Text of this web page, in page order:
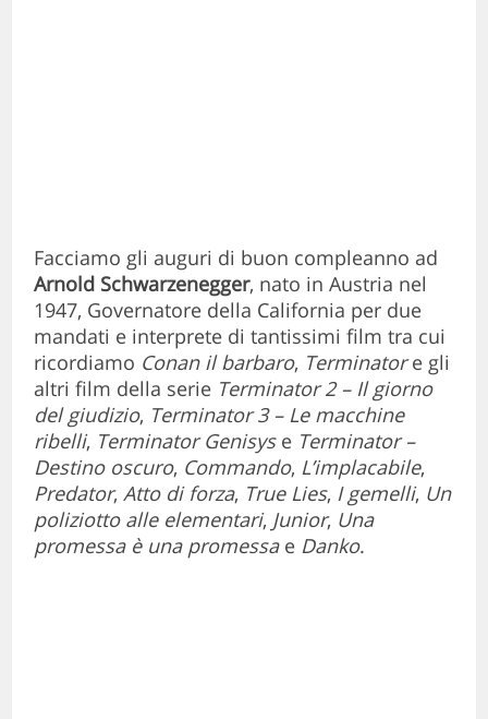
Facciamo gli auguri di buon compleanno ad
Arnold Schwarzenegger, nato in Austria nel
1947, Governatore della California per due
mandati e interprete di tantissimi film tra cui
ricordiamo Conan il barbaro, Terminatore gli
altri film della serie Terminator 2 – Il giorno
del giudizio, Terminator 3 – Le macchine
ribelli, Terminator Genisyse Terminator –
Destino oscuro, Commando, L’implacabile,
Predator, Atto di forza, True Lies, I gemelli, Un
poliziotto alle elementari, Junior, Una
promessa è una promessae Danko.